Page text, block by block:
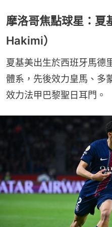
摩洛哥焦點球星：
Hakimi）
夏基美出生於西班牙馬德
體系，先後效力皇馬、多
效力法甲巴黎聖日耳門。